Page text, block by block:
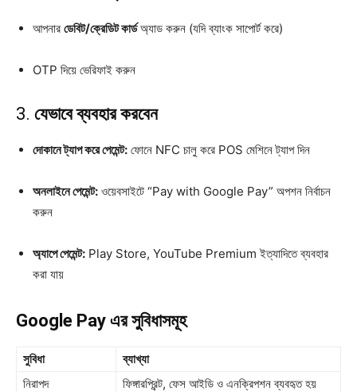
আপনার ডেবিট/ক্রেডিট কার্ডঅ্যাড করুন (যদি ব্যাংক সাপোর্ট করে)
OTP দিয়ে ভেরিফাই করুন
3. যেভাবে ব্যবহার করবেন
দোকানে ট্যাপ করে পেমেন্ট: ফোনে NFC চালু করে POS মেশিনে ট্যাপ দিন
অনলাইনে পেমেন্ট: ওয়েবসাইটে “Pay with Google Pay” অপশন নির্বাচন
করুন
অ্যাপে পেমেন্ট: Play Store, YouTube Premium ইত্যাদিতে ব্যবহার
করা যায়
Google Pay এর সুবিধাসমূহ
সুবিধা
ব্যাখ্যা
নিরাপদ
ফিঙ্গারপ্রিন্ট, ফেস আইডি ও এনক্রিপশন ব্যবহৃত হয়